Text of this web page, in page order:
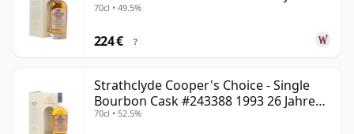
alt
70cl • 49.5%
224 € ?
Strathclyde Cooper's Choice - Single
Bourbon Cask #243388 1993 26 Jahre
alt
70cl • 52.5%